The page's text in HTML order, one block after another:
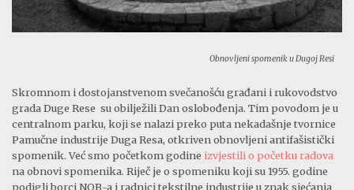
Obnovljeni spomenik u Dugoj Resi
Skromnom i dostojanstvenom svečanošću građani i rukovodstvo
grada Duge Rese su obilježili Dan oslobođenja. Tim povodom je u
centralnom parku, koji se nalazi preko puta nekadašnje tvornice
Pamučne industrije Duga Resa, otkriven obnovljeni antifašistički
spomenik. Već smo početkom godine izvjestili o početku radova
na obnovi spomenika. Riječ je o spomeniku koji su 1955. godine
podigli borci NOB-a i radnici tekstilne industrije u znak sjećanja